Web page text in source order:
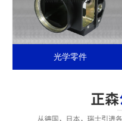
光学零件